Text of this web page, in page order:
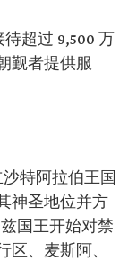
超过 9,500 万
觐者提供服
特阿拉伯王国
神圣地位并方
国王开始对禁
、麦斯阿、